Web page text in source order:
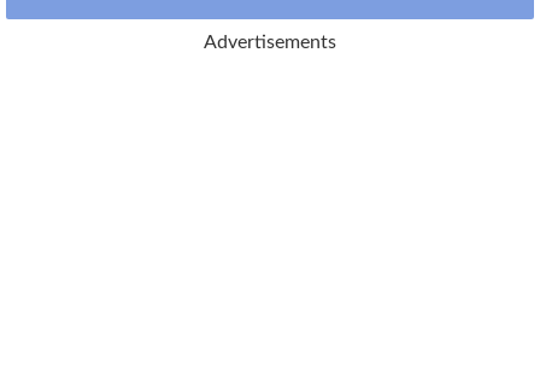
Advertisements